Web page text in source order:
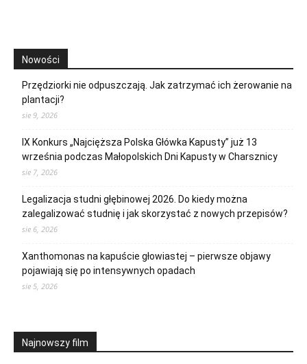
Nowości
Przędziorki nie odpuszczają. Jak zatrzymać ich żerowanie na
plantacji?
sie 9, 2026
IX Konkurs „Najcięższa Polska Główka Kapusty” już 13
września podczas Małopolskich Dni Kapusty w Charsznicy
sie 7, 2026
Legalizacja studni głębinowej 2026. Do kiedy można
zalegalizować studnię i jak skorzystać z nowych przepisów?
sie 6, 2026
Xanthomonas na kapuście głowiastej – pierwsze objawy
pojawiają się po intensywnych opadach
sie 5, 2026
Najnowszy film